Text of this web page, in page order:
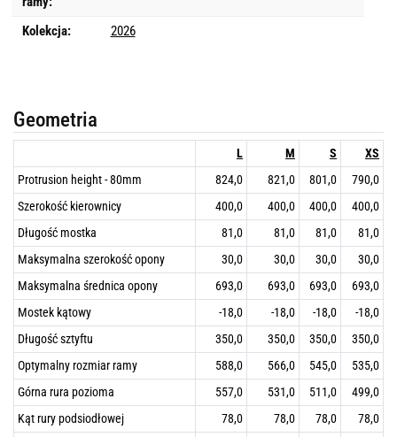
Kolekcja:
2026
Geometria
L M S
XS
Protrusion height - 80mm
824,0 821,0 801,0
790,0
Szerokość kierownicy
400,0 400,0 400,0
400,0
Długość mostka
81,0 81,0 81,0
81,0
Maksymalna szerokość opony
30,0 30,0 30,0
30,0
Maksymalna średnica opony
693,0 693,0 693,0
693,0
Mostek kątowy
-18,0 -18,0 -18,0
-18,0
Długość sztyftu
350,0 350,0 350,0
350,0
Optymalny rozmiar ramy
588,0 566,0 545,0
535,0
Górna rura pozioma
557,0 531,0 511,0
499,0
Kąt rury podsiodłowej
78,0 78,0 78,0
78,0